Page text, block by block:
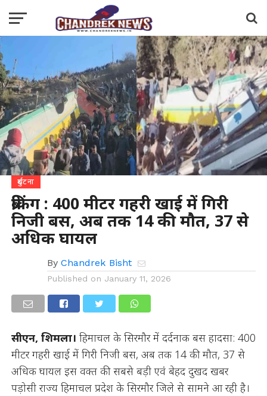
दुर्घटना
ब्रेकिंग : 400 मीटर गहरी खाई में गिरी
निजी बस, अब तक 14 की मौत, 37 से
अधिक घायल
By Chandrek Bisht
Published on January 11, 2026
सीएन, शिमला। हिमाचल के सिरमौर में दर्दनाक बस हादसा: 400
मीटर गहरी खाई में गिरी निजी बस, अब तक 14 की मौत, 37 से
अधिक घायल इस वक्त की सबसे बड़ी एवं बेहद दुखद खबर
पड़ोसी राज्य हिमाचल प्रदेश के सिरमौर जिले से सामने आ रही है।